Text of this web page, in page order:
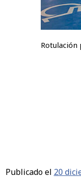
Publicado el 20